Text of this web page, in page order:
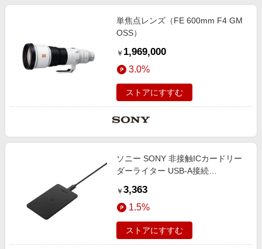
単焦点レンズ（FE 600mm F4 GM
OSS）
￥ 1,969,000
3.0%
ストアにすすむ
ソニー SONY 非接触ICカードリー
ダーライター USB-A接続
ード対応] RC-S300
￥ 3,363
1.5%
ストアにすすむ